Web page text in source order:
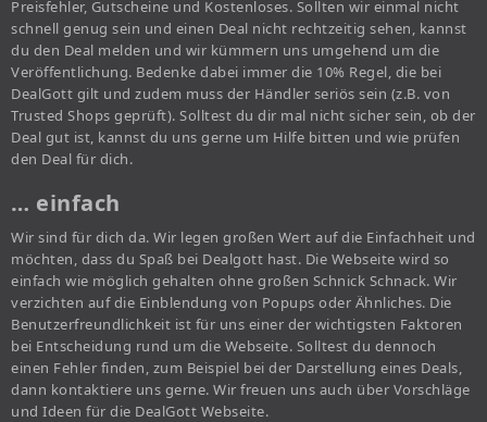
Preisfehler, Gutscheine und Kostenloses. Sollten wir einmal nicht
schnell genug sein und einen Deal nicht rechtzeitig sehen, kannst
du den Deal melden und wir kümmern uns umgehend um die
Veröffentlichung. Bedenke dabei immer die 10% Regel, die bei
DealGott gilt und zudem muss der Händler seriös sein (z.B. von
Trusted Shops geprüft). Solltest du dir mal nicht sicher sein, ob der
Deal gut ist, kannst du uns gerne um Hilfe bitten und wie prüfen
den Deal für dich.
… einfach
Wir sind für dich da. Wir legen großen Wert auf die Einfachheit und
möchten, dass du Spaß bei Dealgott hast. Die Webseite wird so
einfach wie möglich gehalten ohne großen Schnick Schnack. Wir
verzichten auf die Einblendung von Popups oder Ähnliches. Die
Benutzerfreundlichkeit ist für uns einer der wichtigsten Faktoren
bei Entscheidung rund um die Webseite. Solltest du dennoch
einen Fehler finden, zum Beispiel bei der Darstellung eines Deals,
dann kontaktiere uns gerne. Wir freuen uns auch über Vorschläge
und Ideen für die DealGott Webseite.